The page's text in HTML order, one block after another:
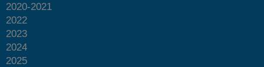
2020-2021
2022
2023
2024
2025